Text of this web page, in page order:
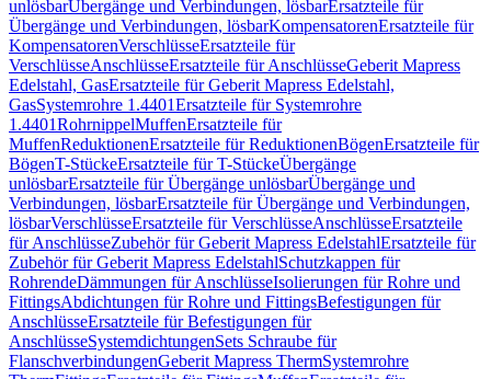
unlösbarÜbergänge und Verbindungen, lösbarErsatzteile für
Übergänge und Verbindungen, lösbarKompensatorenErsatzteile für
KompensatorenVerschlüsseErsatzteile für
VerschlüsseAnschlüsseErsatzteile für AnschlüsseGeberit Mapress
Edelstahl, GasErsatzteile für Geberit Mapress Edelstahl,
GasSystemrohre 1.4401Ersatzteile für Systemrohre
1.4401RohrnippelMuffenErsatzteile für
MuffenReduktionenErsatzteile für ReduktionenBögenErsatzteile für
BögenT-StückeErsatzteile für T-StückeÜbergänge
unlösbarErsatzteile für Übergänge unlösbarÜbergänge und
Verbindungen, lösbarErsatzteile für Übergänge und Verbindungen,
lösbarVerschlüsseErsatzteile für VerschlüsseAnschlüsseErsatzteile
für AnschlüsseZubehör für Geberit Mapress EdelstahlErsatzteile für
Zubehör für Geberit Mapress EdelstahlSchutzkappen für
RohrendeDämmungen für AnschlüsseIsolierungen für Rohre und
FittingsAbdichtungen für Rohre und FittingsBefestigungen für
AnschlüsseErsatzteile für Befestigungen für
AnschlüsseSystemdichtungenSets Schraube für
FlanschverbindungenGeberit Mapress ThermSystemrohre